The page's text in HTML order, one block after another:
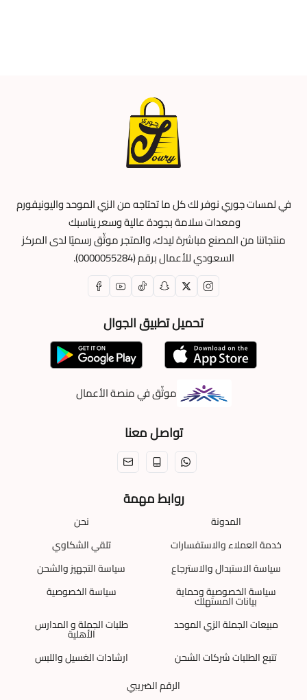
في لمسات جوري نوفر لك كل ما تحتاجه من الزي الموحد واليونيفورم
ومعدات سلامة بجودة عالية وسعر يناسبك
منتجاتنا من المصنع مباشرة ليدك، والمتجر موثّق رسميًا لدى المركز
السعودي للأعمال برقم (0000055284).
تحميل تطبيق الجوال
موثّق في منصة الأعمال
تواصل معنا
روابط مهمة
المدونة
نحن
خدمة العملاء والاستفسارات
تلقي الشكاوي
سياسة الاستبدال والاسترجاع
سياسة التجهيز والشحن
سياسة الخصوصية وحماية
بيانات المستهلك
سياسة الخصوصية
مبيعات الجملة الزي الموحد
طلبات الجملة و المدارس
الأهلية
تتبع الطلبات شركات الشحن
ارشادات الغسيل واللبس
الرقم الضريبي